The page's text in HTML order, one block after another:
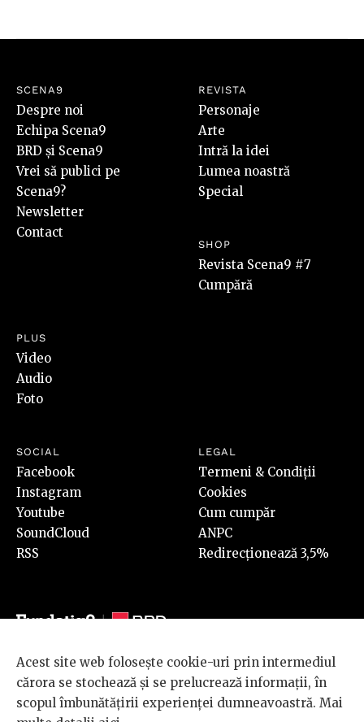
SCENA9
Despre noi
Echipa Scena9
BRD și Scena9
Vrei să publici pe
Scena9?
Newsletter
Contact
REVISTA
Personaje
Arte
Intră la idei
Lumea noastră
Special
SHOP
Revista Scena9 #7
Cumpără
PLUS
Video
Audio
Foto
SOCIAL
Facebook
Instagram
Youtube
SoundCloud
RSS
LEGAL
Termeni & Condiții
Cookies
Cum cumpăr
ANPC
Redirecționează 3,5%
© 2026 BRD Groupe Société Générale, toate drepturile rezervate.
Scena 9 este un proiect sustinut de
BRD GROUPE SOCIÉTÉ
GÉNÉRALE
Acest site web folosește cookie-uri prin intermediul
cărora se stochează și se prelucrează informații, în
scopul îmbunătățirii experienței dumneavoastră. Mai